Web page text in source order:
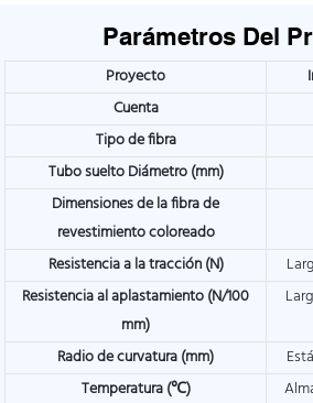
Parámetros Del
Proyecto
Cuenta
Tipo de fibra
Tubo sueltoDiámetro (mm)
Dimensiones de la fibra de
revestimiento coloreado
Resistencia a la tracción (N)
Resistencia al aplastamiento (N/100
mm)
Radio de curvatura (mm)
Temperatura (℃)